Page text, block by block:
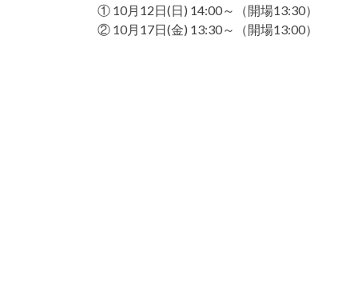
① 10月12日(日) 14:00～（開場13:30）
② 10月17日(金) 13:30～（開場13:00）